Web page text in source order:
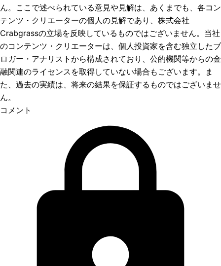
ん。ここで述べられている意見や見解は、あくまでも、各コン
テンツ・クリエーターの個人の見解であり、株式会社
Crabgrassの立場を反映しているものではございません。当社
のコンテンツ・クリエーターは、個人投資家を含む独立したブ
ロガー・アナリストから構成されており、公的機関等からの金
融関連のライセンスを取得していない場合もございます。ま
た、過去の実績は、将来の結果を保証するものではございませ
ん。
コメント